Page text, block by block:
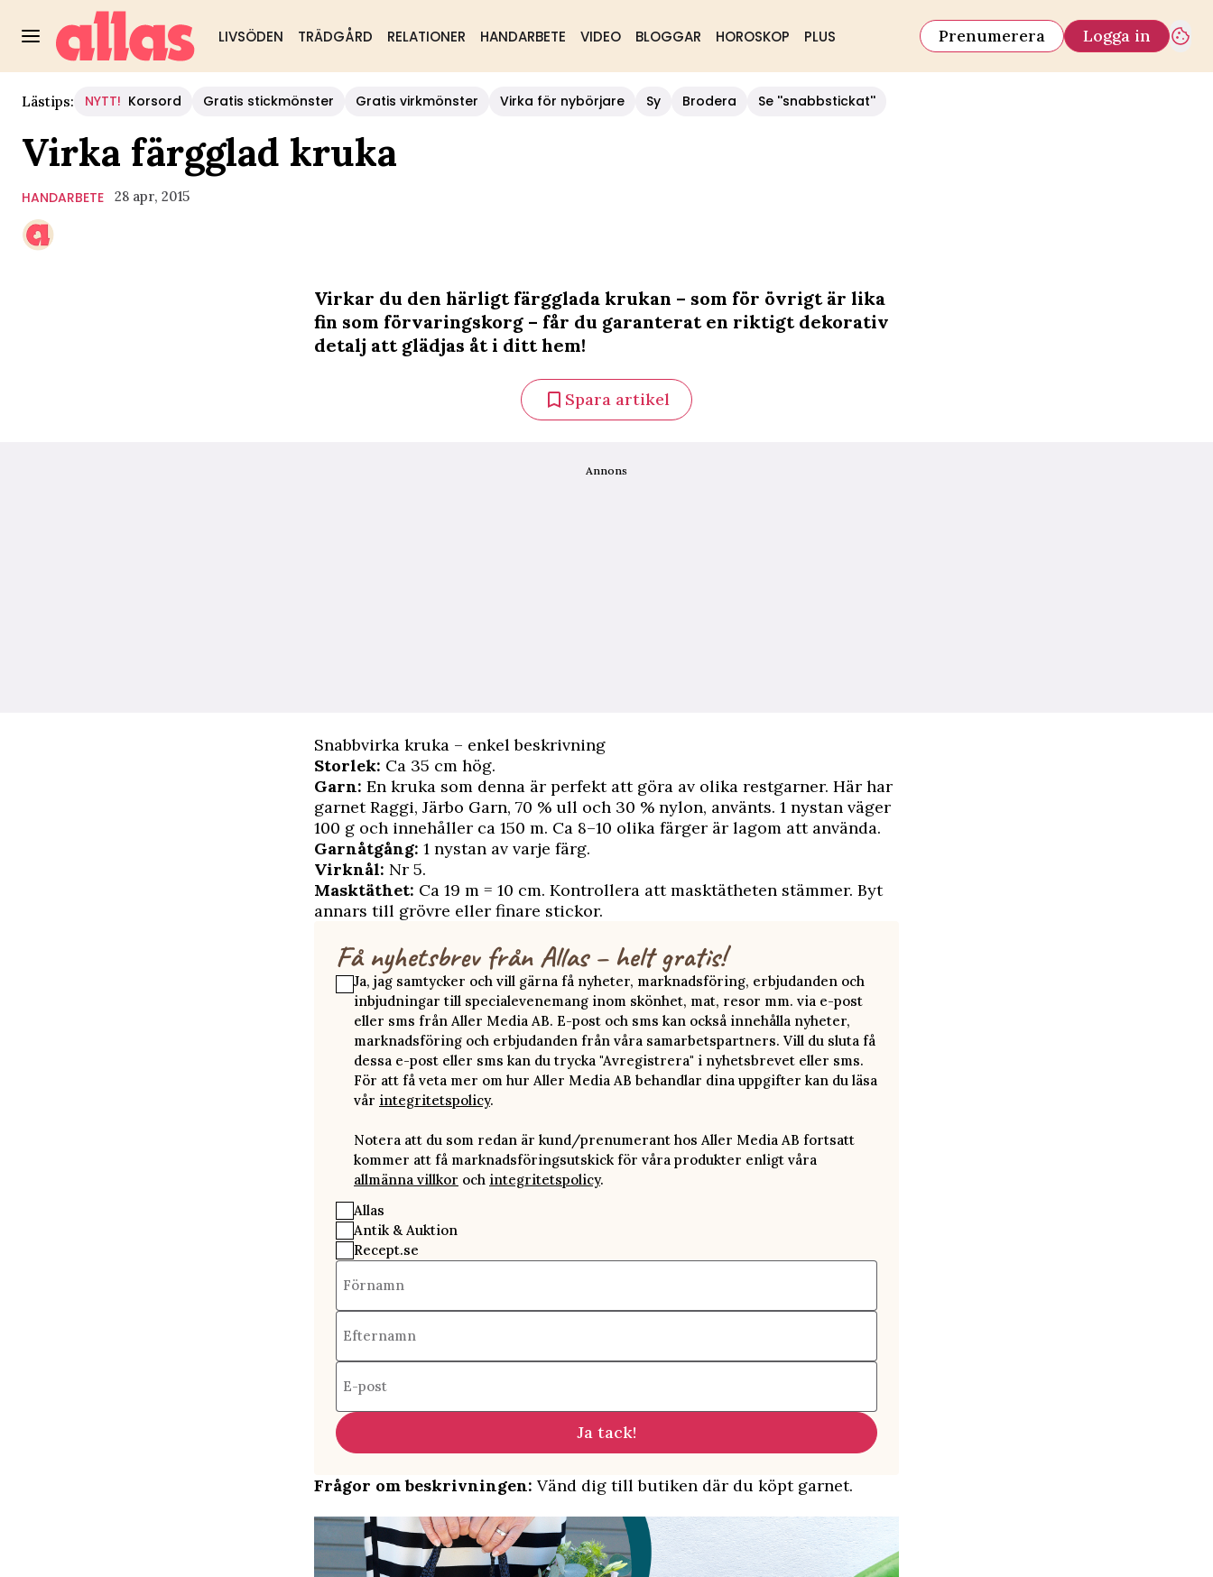
LIVSÖDEN TRÄDGÅRD RELATIONER HANDARBETE VIDEO BLOGGAR HOROSKOP PLUS Prenumerera Logga in
Lästips: NYTT! Korsord Gratis stickmönster Gratis virkmönster Virka för nybörjare Sy Brodera Se ''snabbstickat''
Virka färgglad kruka
HANDARBETE 28 apr, 2015
Virkar du den härligt färgglada krukan – som för övrigt är lika
fin som förvaringskorg – får du garanterat en riktigt dekorativ
detalj att glädjas åt i ditt hem!
Spara artikel
Annons
Snabbvirka kruka – enkel beskrivning
Storlek: Ca 35 cm hög.
Garn: En kruka som denna är perfekt att göra av olika restgarner. Här har
garnet Raggi, Järbo Garn, 70 % ull och 30 % nylon, använts. 1 nystan väger
100 g och innehåller ca 150 m. Ca 8–10 olika färger är lagom att använda.
Garnåtgång: 1 nystan av varje färg.
Virknål: Nr 5.
Masktäthet: Ca 19 m = 10 cm. Kontrollera att masktätheten stämmer. Byt
annars till grövre eller finare stickor.
Få nyhetsbrev från Allas – helt gratis!
Ja, jag samtycker och vill gärna få nyheter, marknadsföring, erbjudanden och
inbjudningar till specialevenemang inom skönhet, mat, resor mm. via e-post
eller sms från Aller Media AB. E-post och sms kan också innehålla nyheter,
marknadsföring och erbjudanden från våra samarbetspartners. Vill du sluta få
dessa e-post eller sms kan du trycka "Avregistrera" i nyhetsbrevet eller sms.
För att få veta mer om hur Aller Media AB behandlar dina uppgifter kan du läsa
vår integritetspolicy.
Notera att du som redan är kund/prenumerant hos Aller Media AB fortsatt
kommer att få marknadsföringsutskick för våra produkter enligt våra
allmänna villkor och integritetspolicy.
Allas
Antik & Auktion
Recept.se
Förnamn
Efternamn
E-post
Ja tack!
Frågor om beskrivningen: Vänd dig till butiken där du köpt garnet.